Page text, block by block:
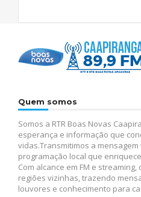
Quem somos
Somos a RTR Boas Novas
esperança e informação que
vidas.Transmitimos a
programação local que
Com alcance em FM e
regiões vizinhas, trazendo
louvores e conhecimento para